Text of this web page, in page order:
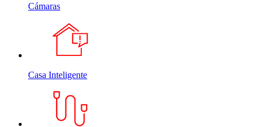
Cámaras
Casa Inteligente